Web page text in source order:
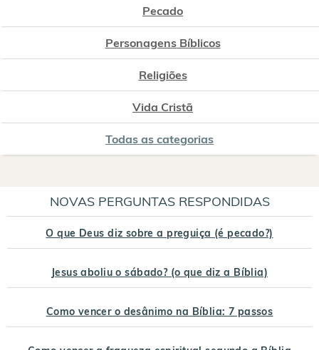
Pecado
Personagens Bíblicos
Religiões
Vida Cristã
Todas as categorias
NOVAS PERGUNTAS RESPONDIDAS
O que Deus diz sobre a preguiça (é pecado?)
Jesus aboliu o sábado? (o que diz a Bíblia)
Como vencer o desânimo na Bíblia: 7 passos